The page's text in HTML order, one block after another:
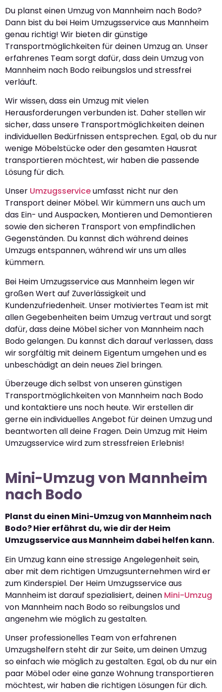
Du planst einen Umzug von Mannheim nach Bodo?
Dann bist du bei Heim Umzugsservice aus Mannheim
genau richtig! Wir bieten dir günstige
Transportmöglichkeiten für deinen Umzug an. Unser
erfahrenes Team sorgt dafür, dass dein Umzug von
Mannheim nach Bodo reibungslos und stressfrei
verläuft.
Wir wissen, dass ein Umzug mit vielen
Herausforderungen verbunden ist. Daher stellen wir
sicher, dass unsere Transportmöglichkeiten deinen
individuellen Bedürfnissen entsprechen. Egal, ob du nur
wenige Möbelstücke oder den gesamten Hausrat
transportieren möchtest, wir haben die passende
Lösung für dich.
Unser Umzugsserviceumfasst nicht nur den
Transport deiner Möbel. Wir kümmern uns auch um
das Ein- und Auspacken, Montieren und Demontieren
sowie den sicheren Transport von empfindlichen
Gegenständen. Du kannst dich während deines
Umzugs entspannen, während wir uns um alles
kümmern.
Bei Heim Umzugsservice aus Mannheim legen wir
großen Wert auf Zuverlässigkeit und
Kundenzufriedenheit. Unser motiviertes Team ist mit
allen Gegebenheiten beim Umzug vertraut und sorgt
dafür, dass deine Möbel sicher von Mannheim nach
Bodo gelangen. Du kannst dich darauf verlassen, dass
wir sorgfältig mit deinem Eigentum umgehen und es
unbeschädigt an dein neues Ziel bringen.
Überzeuge dich selbst von unseren günstigen
Transportmöglichkeiten von Mannheim nach Bodo
und kontaktiere uns noch heute. Wir erstellen dir
gerne ein individuelles Angebot für deinen Umzug und
beantworten all deine Fragen. Dein Umzug mit Heim
Umzugsservice wird zum stressfreien Erlebnis!
Mini-Umzug von Mannheim
nach Bodo
Planst du einen Mini-Umzug von Mannheim nach
Bodo? Hier erfährst du, wie dir der Heim
Umzugsservice aus Mannheim dabei helfen kann.
Ein Umzug kann eine stressige Angelegenheit sein,
aber mit dem richtigen Umzugsunternehmen wird er
zum Kinderspiel. Der Heim Umzugsservice aus
Mannheim ist darauf spezialisiert, deinen Mini-Umzug
von Mannheim nach Bodo so reibungslos und
angenehm wie möglich zu gestalten.
Unser professionelles Team von erfahrenen
Umzugshelfern steht dir zur Seite, um deinen Umzug
so einfach wie möglich zu gestalten. Egal, ob du nur ein
paar Möbel oder eine ganze Wohnung transportieren
möchtest, wir haben die richtigen Lösungen für dich.